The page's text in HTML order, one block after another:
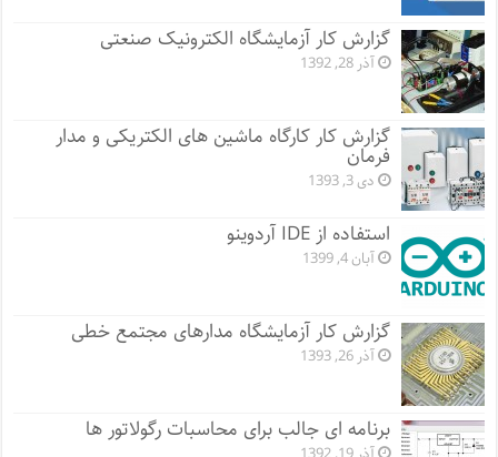
گزارش کار آزمایشگاه الکترونیک صنعتی
آذر 28, 1392
گزارش کار کارگاه ماشین های الکتریکی و مدار
فرمان
دی 3, 1393
استفاده از IDE آردوینو
آبان 4, 1399
گزارش کار آزمایشگاه مدارهای مجتمع خطی
آذر 26, 1393
برنامه ای جالب برای محاسبات رگولاتور ها